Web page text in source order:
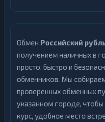
Обмен Российский
получением наличных в
просто, быстро и
обменников. Мы
проверенных обменных
указанном городе,
курс, удобное место